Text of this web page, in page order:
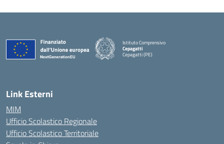
Istituto Comprensivo
Cepagatti
Cepagatti (PE)
— Visita la pagina iniziale della scuola
Link Esterni
MIM
Ufficio Scolastico Regionale
Ufficio Scolastico Territoriale